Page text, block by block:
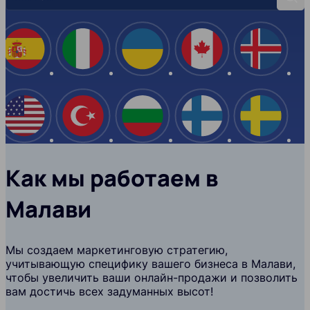
Испания
США
Италия
Турция
Украина
Болгария
Канада
Финляндия
Как мы работаем в
Малави
Мы создаем маркетинговую стратегию,
учитывающую специфику вашего бизнеса в Малави,
чтобы увеличить ваши онлайн-продажи и позволить
вам достичь всех задуманных высот!